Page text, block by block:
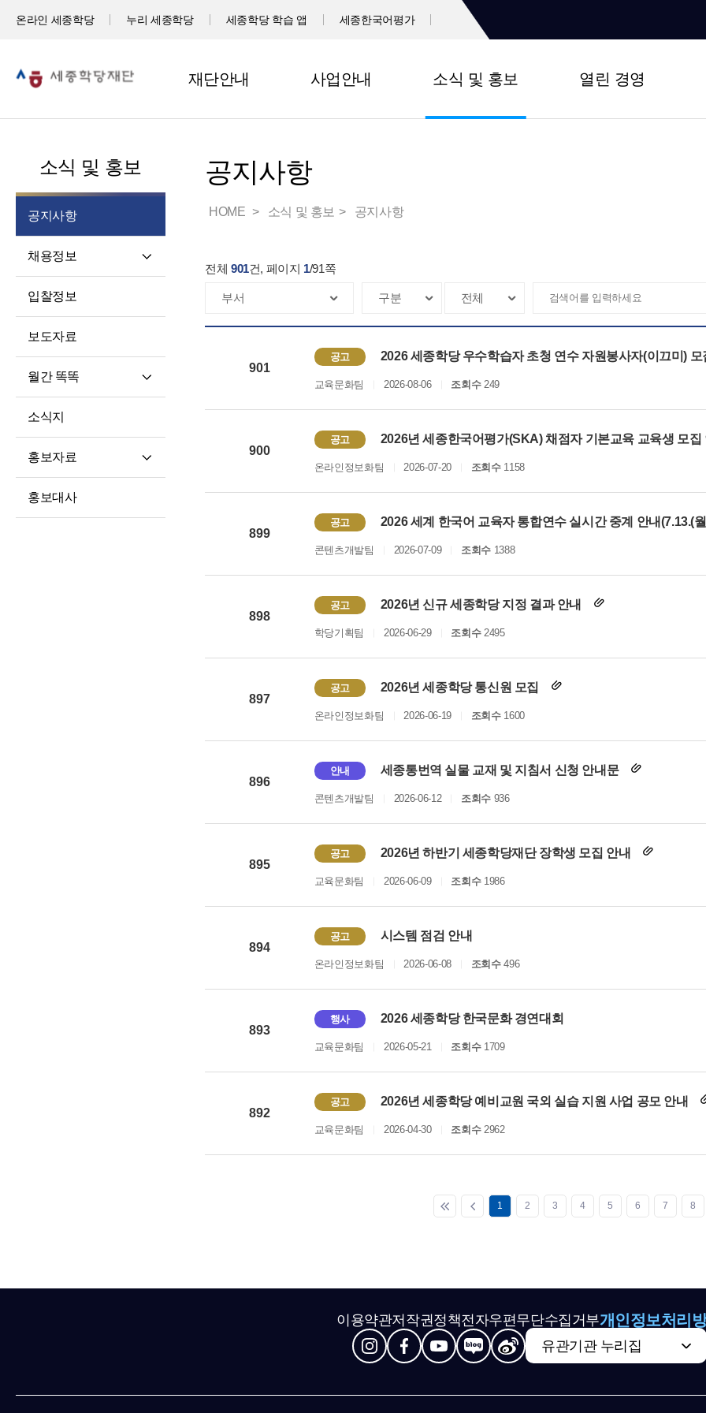
온라인 세종학당 누리 세종학당 세종학당 학습 앱 세종한국어평가
재단안내 사업안내 소식 및 홍보 열린 경영
소식 및 홍보
공지사항
채용정보
입찰정보
보도자료
월간 똑똑
소식지
홍보자료
홍보대사
공지사항
HOME 소식 및 홍보 공지사항
전체 901건, 페이지 1/91쪽
901
공고 2026 세종학당 우수학습자 초청 연수 자원봉사자(이끄미) 모
교육문화팀 2026-08-06 조회수249
900
공고 2026년 세종한국어평가(SKA) 채점자 기본교육 교육생 모집
온라인정보화팀 2026-07-20 조회수1158
899
공고 2026 세계 한국어 교육자 통합연수 실시간 중계 안내(7.13.(
콘텐츠개발팀 2026-07-09 조회수 1388
898
공고 2026년 신규 세종학당 지정 결과 안내
학당기획팀 2026-06-29 조회수2495
897
공고 2026년 세종학당 통신원 모집
온라인정보화팀 2026-06-19 조회수1600
896
안내 세종통번역 실물 교재 및 지침서 신청 안내문
콘텐츠개발팀 2026-06-12 조회수 936
895
공고 2026년 하반기 세종학당재단 장학생 모집 안내
교육문화팀 2026-06-09 조회수1986
894
공고 시스템 점검 안내
온라인정보화팀 2026-06-08 조회수496
893
행사 2026 세종학당 한국문화 경연대회
교육문화팀 2026-05-21 조회수1709
892
공고 2026년 세종학당 예비교원 국외 실습 지원 사업 공모 안내
교육문화팀 2026-04-30 조회수2962
1 2 3 4 5 6 7 8
이용약관저작권정책전자우편무단수집거부개인정보처리
유관기관 누리집